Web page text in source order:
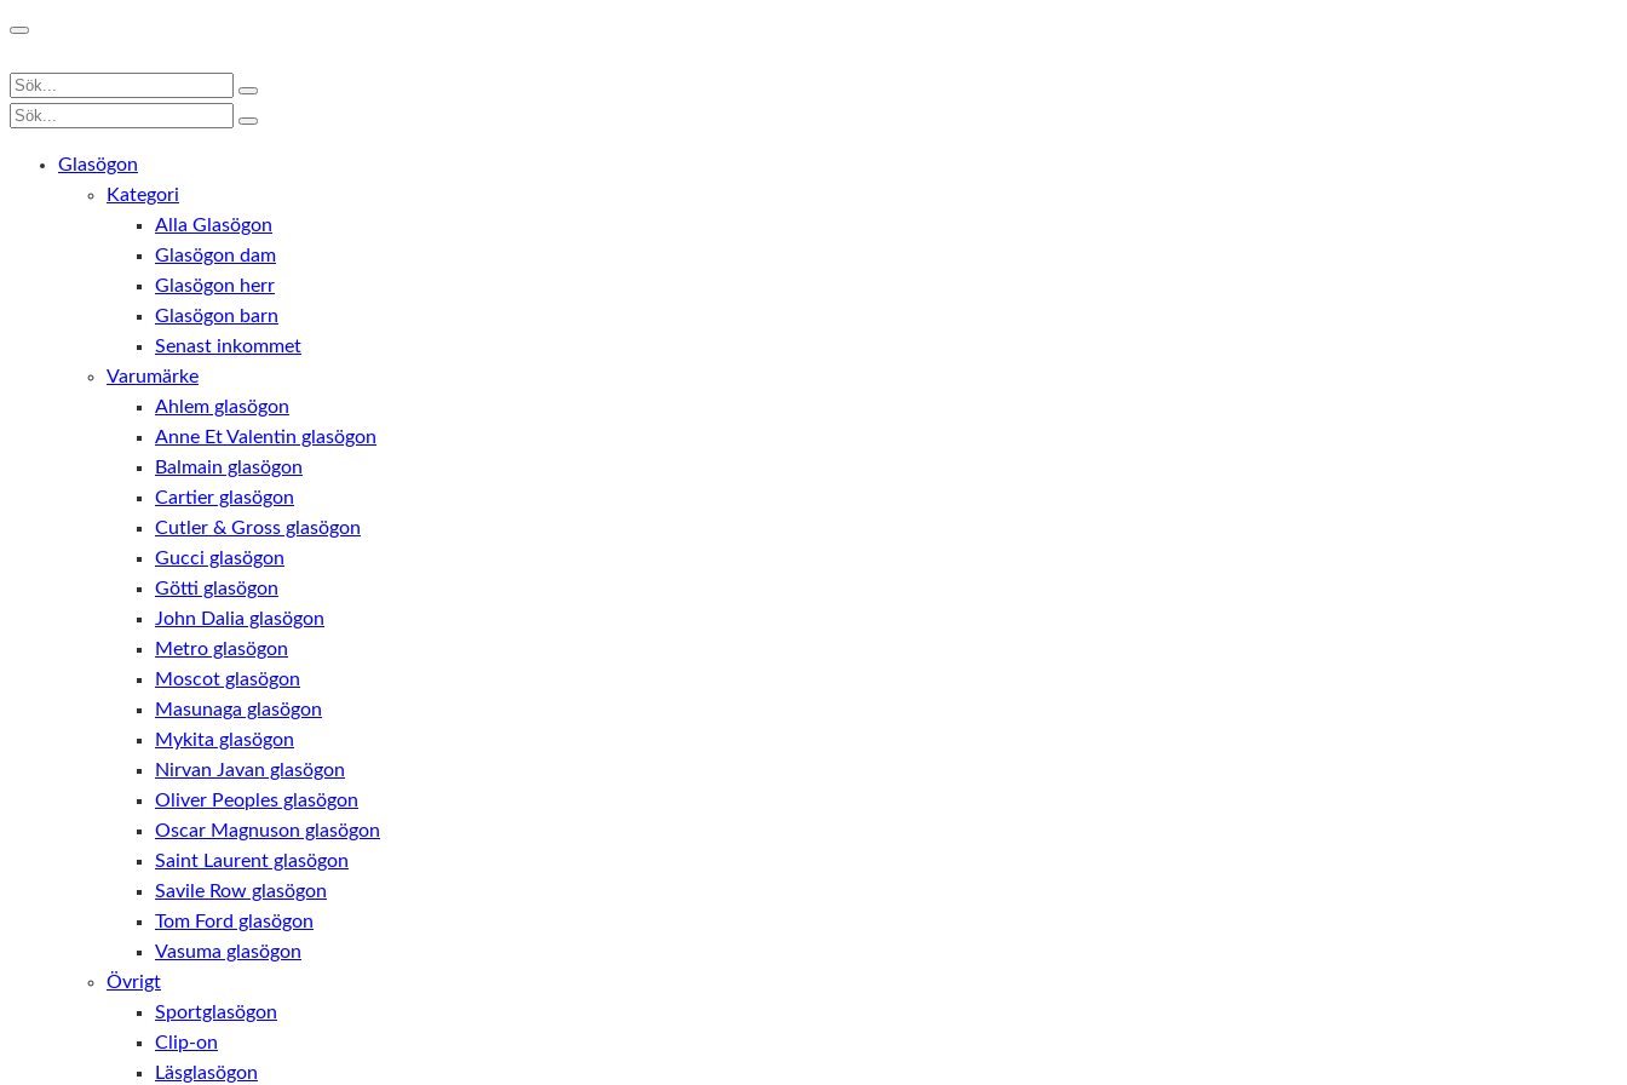
Glasögon
Kategori
Alla Glasögon
Glasögon dam
Glasögon herr
Glasögon barn
Senast inkommet
Varumärke
Ahlem glasögon
Anne Et Valentin glasögon
Balmain glasögon
Cartier glasögon
Cutler & Gross glasögon
Gucci glasögon
Götti glasögon
John Dalia glasögon
Metro glasögon
Moscot glasögon
Masunaga glasögon
Mykita glasögon
Nirvan Javan glasögon
Oliver Peoples glasögon
Oscar Magnuson glasögon
Saint Laurent glasögon
Savile Row glasögon
Tom Ford glasögon
Vasuma glasögon
Övrigt
Sportglasögon
Clip-on
Läsglasögon